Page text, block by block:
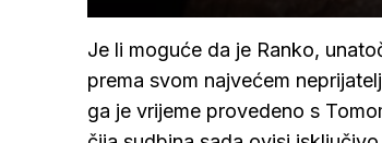
Je li moguće da je Ranko,
prema svom najvećem
ga je vrijeme provedeno s